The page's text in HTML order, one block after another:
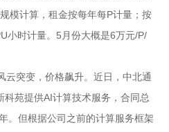
模计算，租金按每年每P计量；按
小时计量。5月份大概是6万元/P/
云突变，价格飙升。近日，中北通
苑提供AI计算技术服务，合同总
。但根据公司之前的计算服务框架